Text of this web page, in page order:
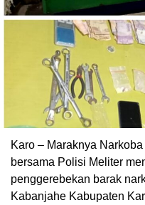
Karo – Maraknya
bersama Polisi Meliter
penggerebekan barak
Kabanjahe Kabupaten